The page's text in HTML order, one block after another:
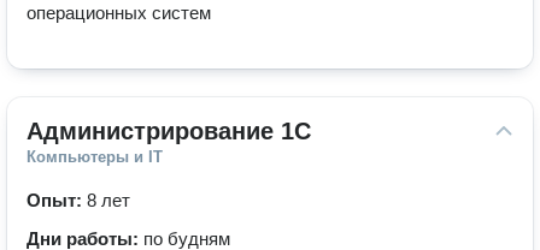
операционных систем
Администрирование 1С
Компьютеры и IT
Опыт: 8 лет
Дни работы: по будням